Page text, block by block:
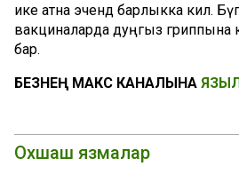
ике атна эчендә барлыкка килә.
вакциналарда дуңгыз
бар.
БЕЗНЕҢ МАКС КАНАЛЫНА
Охшаш язмалар